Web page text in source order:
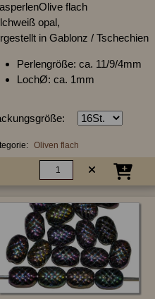
flach
opal,
in Gablonz / Tschechien
Perlengröße: ca. 11/9/4mm
LochØ: ca. 1mm
Oliven flach